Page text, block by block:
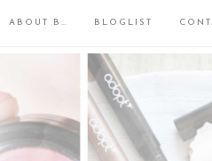
ABOUT B… BLOGLIST